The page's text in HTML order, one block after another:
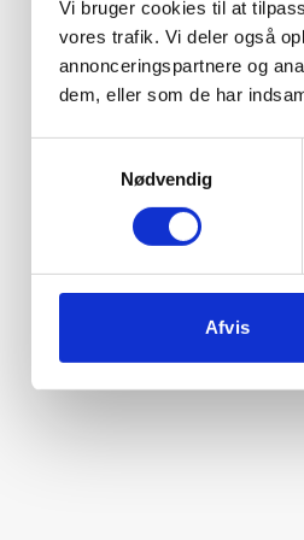
Vi bruger cookies til at
vores trafik. Vi deler også
annonceringspartnere og
dem, eller som de har
Nødvendig
Afvis